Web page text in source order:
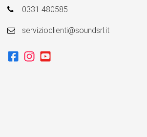
0331 480585
servizioclienti@soundsrl.it